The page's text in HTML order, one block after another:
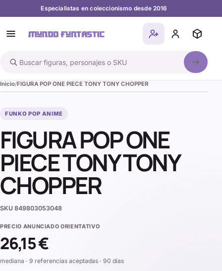
Especialistas en coleccionismo desde 2016
Buscar en el catálogo
Inicio FIGURA POP ONE PIECE TONY TONY CHOPPER
FUNKO POP ANIME
FIGURA POP ONE
PIECE TONY TONY
CHOPPER
SKU 849803053048
PRECIO ANUNCIADO ORIENTATIVO
26,15 €
mediana · 9 referencias aceptadas · 90 días